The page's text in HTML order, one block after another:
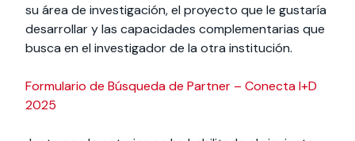
su área de investigación, el proyecto que le gustaría
desarrollar y las capacidades complementarias que
busca en el investigador de la otra institución.
Formulario de Búsqueda de Partner – Conecta I+D
2025